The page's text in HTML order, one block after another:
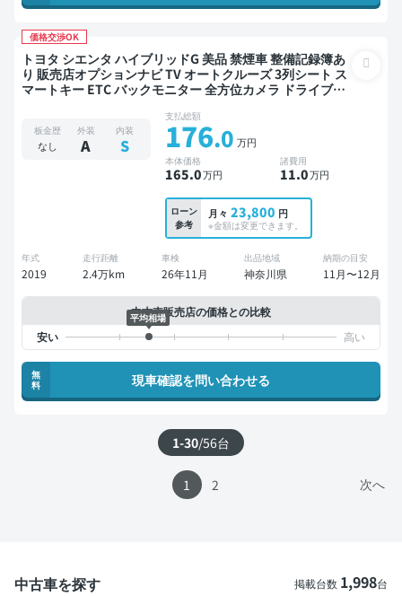
価格交渉OK
トヨタ シエンタ ハイブリッドG 美品 禁煙車 整備記録簿あ
り 販売店オプションナビ TV オートクルーズ 3列シート ス
マートキー ETC バックモニター 全方位カメラ ドライブレ
板金歴
なし
外装
A
内装
S
支払総額
176.0 万円
本体価格
165.0万円
諸費用
11.0万円
ローン
参考
月々 23,800 円
※金額は変更できます。
年式
2019
走行距離
2.4万km
車検
26年11月
出品地域
神奈川県
納期の目安
11月〜12月
中古車販売店の価格との比較
平均相場
無
料
現車確認を問い合わせる
1-30/56台
次へ
1 2
中古車を探す 掲載台数 1,998台